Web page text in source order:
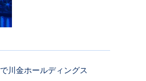
川金ホールディングス